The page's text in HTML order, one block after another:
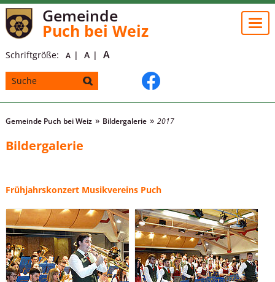
Gemeinde
Puch bei Weiz
Schriftgröße: A A A
Gemeinde Puch bei Weiz Bildergalerie 2017
Bildergalerie
Frühjahrskonzert Musikvereins Puch